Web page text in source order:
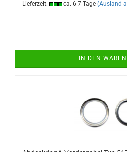
Lieferzeit: ca. 6-7 Tage (Ausland
IN DEN